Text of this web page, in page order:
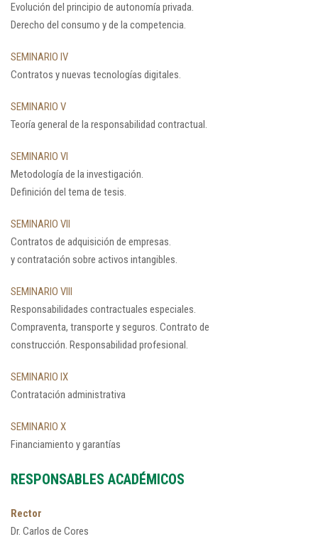
Evolución del principio de autonomía privada.
Derecho del consumo y de la competencia.
SEMINARIO IV
Contratos y nuevas tecnologías digitales.
SEMINARIO V
Teoría general de la responsabilidad contractual.
SEMINARIO VI
Metodología de la investigación.
Definición del tema de tesis.
SEMINARIO VII
Contratos de adquisición de empresas.
y contratación sobre activos intangibles.
SEMINARIO VIII
Responsabilidades contractuales especiales.
Compraventa, transporte y seguros. Contrato de
construcción. Responsabilidad profesional.
SEMINARIO IX
Contratación administrativa
SEMINARIO X
Financiamiento y garantías
RESPONSABLES ACADÉMICOS
Rector
Dr. Carlos de Cores